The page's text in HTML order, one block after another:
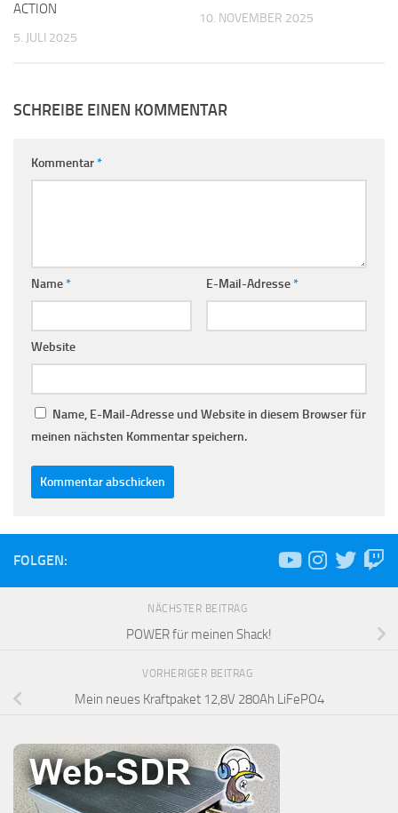
ACTION
5. JULI 2025
10. NOVEMBER 2025
SCHREIBE EINEN KOMMENTAR
Kommentar*
Name* E-Mail-Adresse*
Website
Name, E-Mail-Adresse und Website in diesem Browser für
meinen nächsten Kommentar speichern.
FOLGEN:
NÄCHSTER BEITRAG
POWER für meinen Shack!
VORHERIGER BEITRAG
Mein neues Kraftpaket 12,8V 280Ah LiFePO4